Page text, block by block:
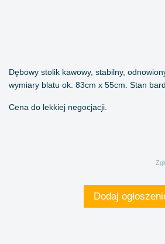
Dębowy stolik kawowy, stabilny,
wymiary blatu ok. 83cm x 55cm. Stan
Cena do lekkiej negocjacji.
Dodaj